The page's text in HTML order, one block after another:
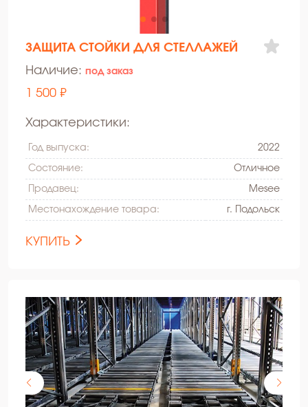
ЗАЩИТА СТОЙКИ ДЛЯ СТЕЛЛАЖЕЙ
Наличие: под заказ
1 500 ₽
Характеристики:
Год выпуска: 2022
Состояние: Oтличное
Продавец: Mesee
Местонахождение товара: г. Подольск
КУПИТЬ